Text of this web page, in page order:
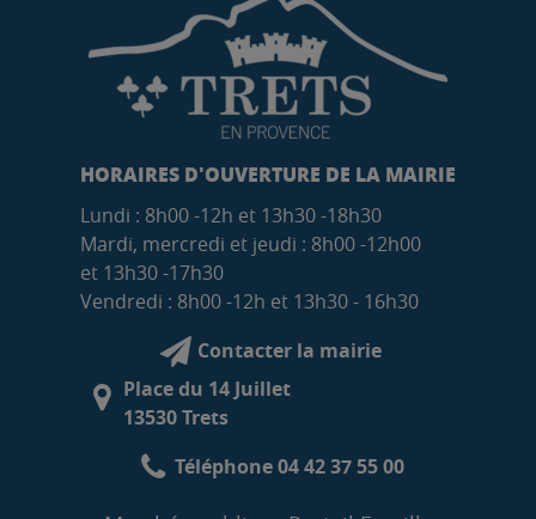
HORAIRES D'OUVERTURE DE LA MAIRIE
Lundi : 8h00 -12h et 13h30 -18h30
Mardi, mercredi et jeudi : 8h00 -12h00
et 13h30 -17h30
Vendredi : 8h00 -12h et 13h30 - 16h30
Contacter la mairie
Place du 14 Juillet
13530 Trets
Téléphone 04 42 37 55 00